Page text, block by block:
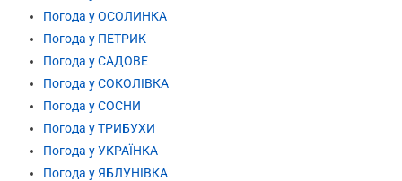
Погода у ОСОЛИНКА
Погода у ПЕТРИК
Погода у САДОВЕ
Погода у СОКОЛІВКА
Погода у СОСНИ
Погода у ТРИБУХИ
Погода у УКРАЇНКА
Погода у ЯБЛУНІВКА